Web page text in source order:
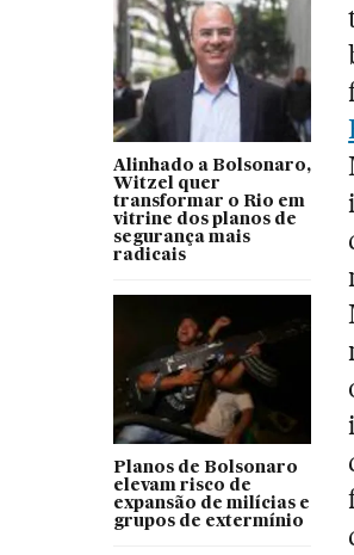
Alinhado a Bolsonaro,
Witzel quer
transformar o Rio em
vitrine dos planos de
segurança mais
radicais
Planos de Bolsonaro
elevam risco de
expansão de milícias e
grupos de extermínio